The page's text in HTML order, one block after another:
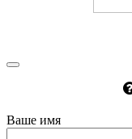
Ваше имя